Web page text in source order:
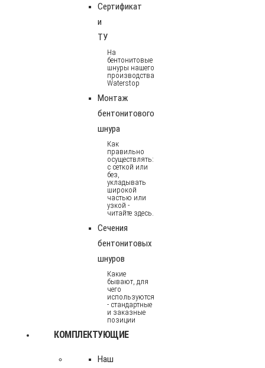
Сертификат
и
ТУ
На
бентонитовые
шнуры нашего
производства
Waterstop
Монтаж
бентонитового
шнура
Как
правильно
осуществлять:
с сеткой или
без,
укладывать
широкой
частью или
узкой -
читайте здесь.
Сечения
бентонитовых
шнуров
Какие
бывают, для
чего
используются
- стандартные
и заказные
позиции
КОМПЛЕКТУЮЩИЕ
Наш